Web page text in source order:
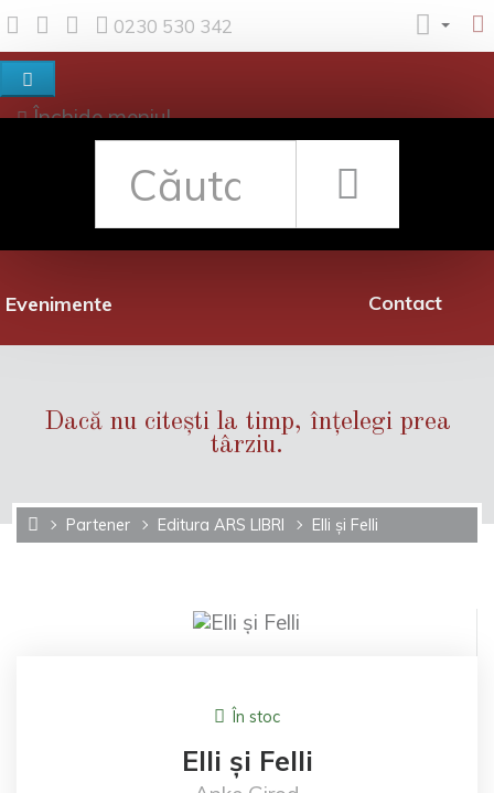
0230 530 342
Închide meniul
Evenimente
Rețea librării
Contact
Dacă nu citești la timp, înțelegi prea
târziu.
Partener Editura ARS LIBRI Elli și Felli
În stoc
Elli și Felli